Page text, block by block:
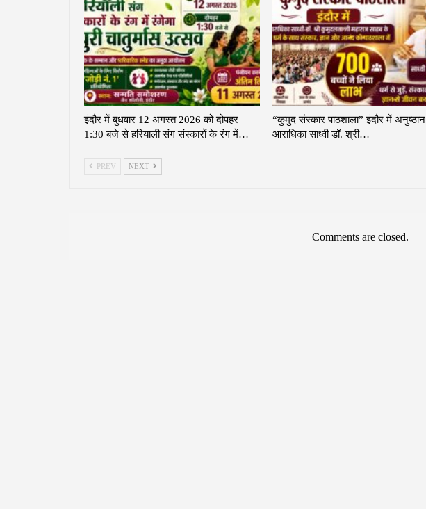
इंदौर में बुधवार 12 अगस्त 2026 को दोपहर
1:30 बजे से हरियाली संग संस्कारों के रंग में…
“कुमुद संस्कार पाठशाला” इंदौर में अनुष्ठान
आराधिका साध्वी डॉ. श्री…
PREV NEXT
Comments are closed.